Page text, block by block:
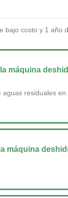
máquina
residuales
máquina